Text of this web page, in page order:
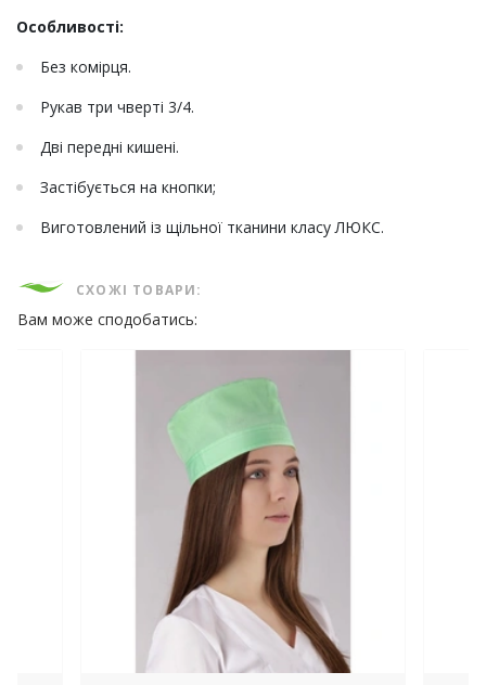
Особливості:
Без комірця.
Рукав три чверті 3/4.
Дві передні кишені.
Застібується на кнопки;
Виготовлений із щільної тканини класу ЛЮКС.
СХОЖІ ТОВАРИ:
Вам може сподобатись: